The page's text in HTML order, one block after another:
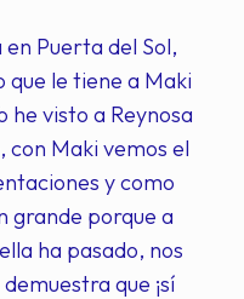
en Puerta del Sol,
le tiene a Maki
he visto a Reynosa
con Maki vemos el
y como
grande porque a
ha pasado, nos
que ¡sí